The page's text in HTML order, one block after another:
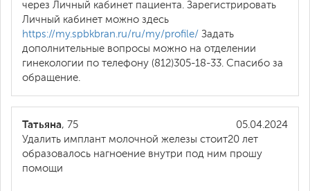
через Личный кабинет пациента. Зарегистрировать
Личный кабинет можно здесь
https://my.spbkbran.ru/ru/my/profile/ Задать
дополнительные вопросы можно на отделении
гинекологии по телефону (812)305-18-33. Спасибо за
обращение.
05.04.2024
Татьяна, 75
Удалить имплант молочной железы стоит20 лет
образовалось нагноение внутри под ним прошу
помощи